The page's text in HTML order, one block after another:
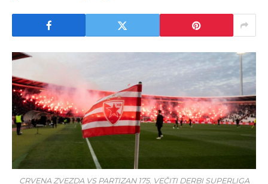
CRVENA ZVEZDA VS PARTIZAN 175. VEČITI DERBI SUPERLIGA